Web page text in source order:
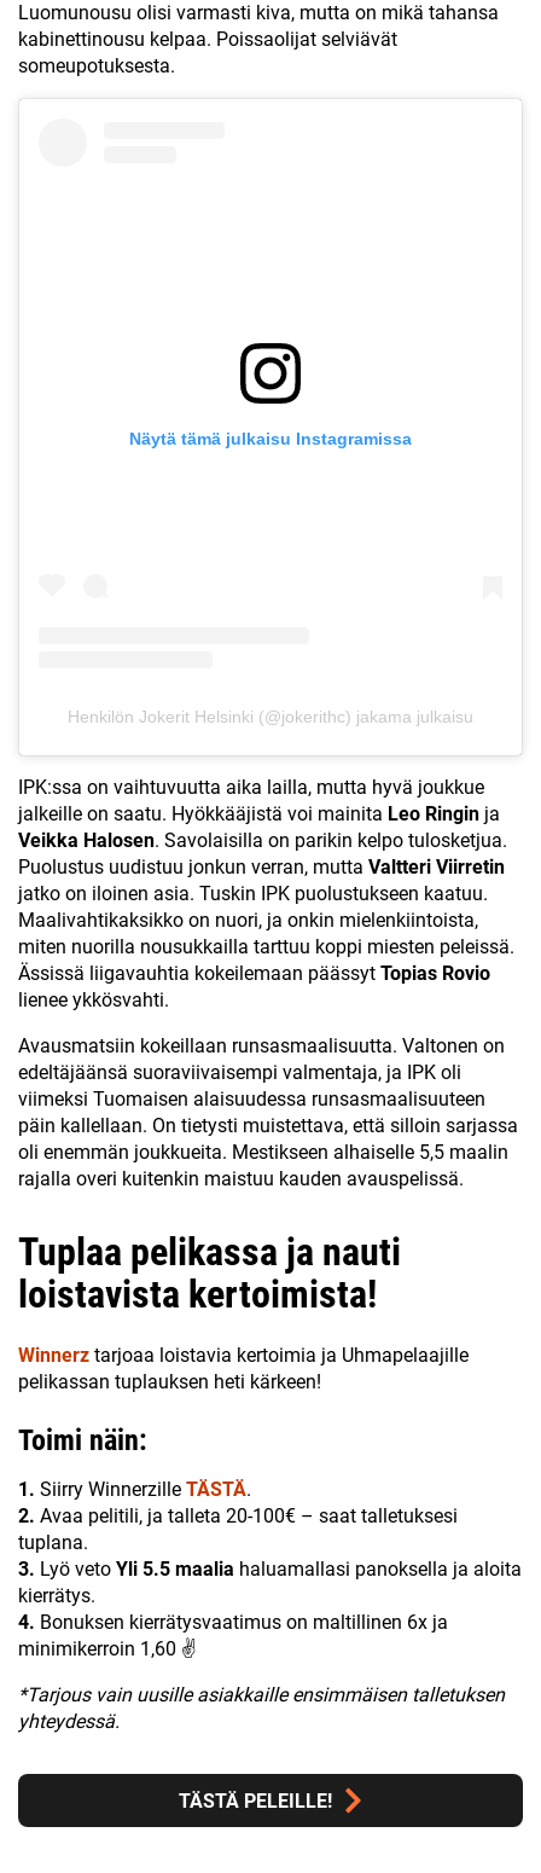
Luomunousu olisi varmasti kiva, mutta on mikä tahansa
kabinettinousu kelpaa. Poissaolijat selviävät
someupotuksesta.
Näytä tämä julkaisu Instagramissa
Henkilön Jokerit Helsinki (@jokerithc) jakama julkaisu
IPK:ssa on vaihtuvuutta aika lailla, mutta hyvä joukkue
jalkeille on saatu. Hyökkääjistä voi mainita Leo Ringin ja
Veikka Halosen. Savolaisilla on parikin kelpo tulosketjua.
Puolustus uudistuu jonkun verran, mutta Valtteri Viirretin
jatko on iloinen asia. Tuskin IPK puolustukseen kaatuu.
Maalivahtikaksikko on nuori, ja onkin mielenkiintoista,
miten nuorilla nousukkailla tarttuu koppi miesten peleissä.
Ässissä liigavauhtia kokeilemaan päässyt Topias Rovio
lienee ykkösvahti.
Avausmatsiin kokeillaan runsasmaalisuutta. Valtonen on
edeltäjäänsä suoraviivaisempi valmentaja, ja IPK oli
viimeksi Tuomaisen alaisuudessa runsasmaalisuuteen
päin kallellaan. On tietysti muistettava, että silloin sarjassa
oli enemmän joukkueita. Mestikseen alhaiselle 5,5 maalin
rajalla overi kuitenkin maistuu kauden avauspelissä.
Tuplaa pelikassa ja nauti
loistavista kertoimista!
Winnerz tarjoaa loistavia kertoimia ja Uhmapelaajille
pelikassan tuplauksen heti kärkeen!
Toimi näin:
1. Siirry Winnerzille TÄSTÄ.
2. Avaa pelitili, ja talleta 20-100€ – saat talletuksesi
tuplana.
3. Lyö veto Yli 5.5 maalia haluamallasi panoksella ja aloita
kierrätys.
4. Bonuksen kierrätysvaatimus on maltillinen 6x ja
minimikerroin 1,60 ✌
*Tarjous vain uusille asiakkaille ensimmäisen talletuksen
yhteydessä.
TÄSTÄ PELEILLE!